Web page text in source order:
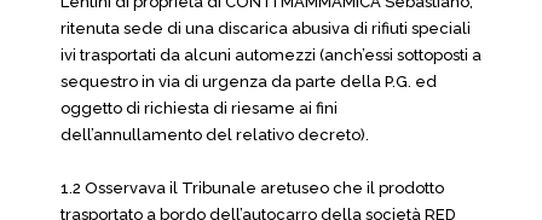
ritenuta sede di una discarica abusiva di rifiuti speciali
ivi trasportati da alcuni automezzi (anch’essi sottoposti a
sequestro in via di urgenza da parte della P.G. ed
oggetto di richiesta di riesame ai fini
dell’annullamento del relativo decreto).
1.2 Osservava il Tribunale aretuseo che il prodotto
trasportato a bordo dell’autocarro della società RED